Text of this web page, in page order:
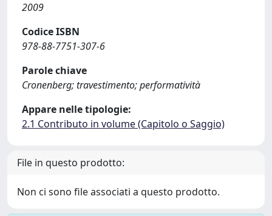
2009
Codice ISBN
978-88-7751-307-6
Parole chiave
Cronenberg; travestimento; performatività
Appare nelle tipologie:
2.1 Contributo in volume (Capitolo o Saggio)
File in questo prodotto:
Non ci sono file associati a questo prodotto.